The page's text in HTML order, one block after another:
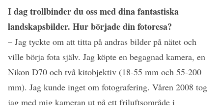
I dag trollbinder du oss med dina fantastiska
landskapsbilder. Hur började din fotoresa?
– Jag tyckte om att titta på andras bilder på nätet och
ville börja fota själv. Jag köpte en begagnad kamera, en
Nikon D70 och två kitobjektiv (18-55 mm och 55-200
mm). Jag kunde inget om fotografering. Våren 2008 tog
jag med mig kameran ut på ett friluftsområde i